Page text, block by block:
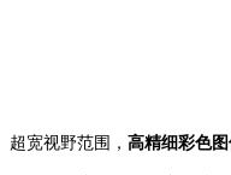
超宽视野范围， 高精细彩色